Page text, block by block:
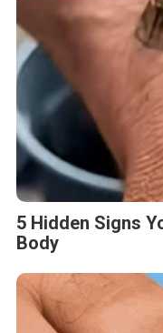
5 Hidden Signs
Body